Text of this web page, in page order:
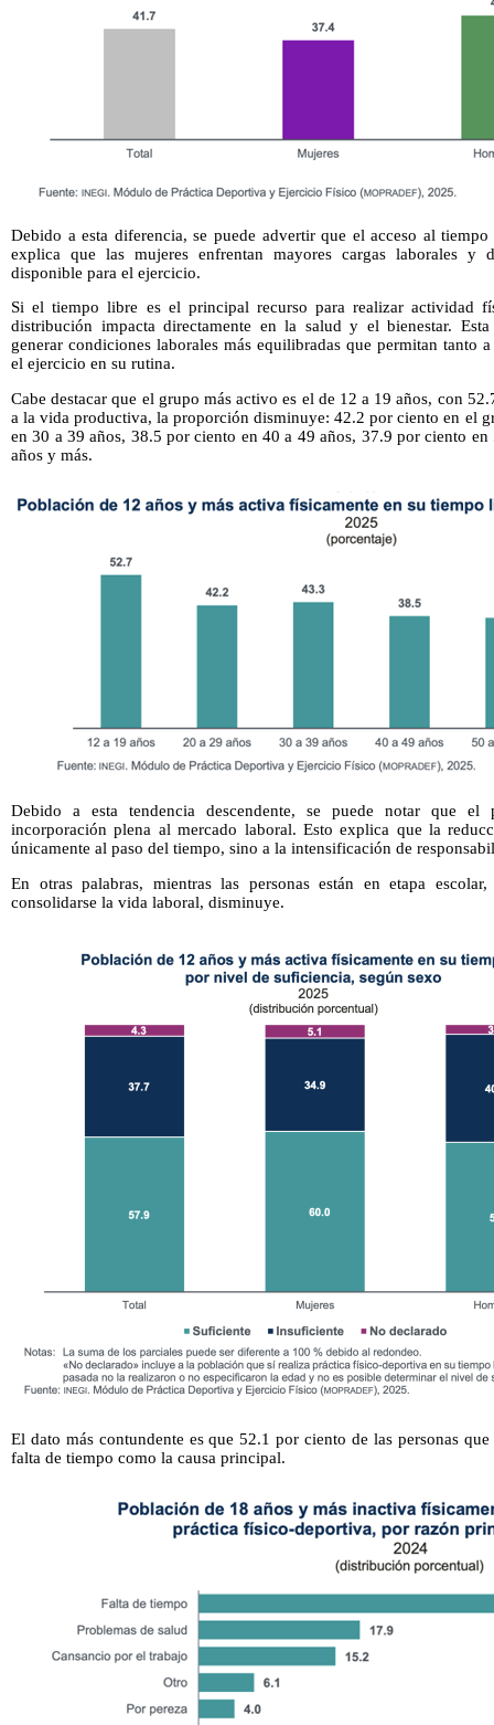
Debido a esta diferencia, se puede advertir que el acceso al
explica que las mujeres enfrentan mayores cargas laborales y
disponible para el ejercicio.
Si el tiempo libre es el principal recurso para realizar actividad
distribución impacta directamente en la salud y el bienestar.
generar condiciones laborales más equilibradas que permitan tanto
el ejercicio en su rutina.
Cabe destacar que el grupo más activo es el de 12 a 19 años, con
a la vida productiva, la proporción disminuye: 42.2 por ciento en el
en 30 a 39 años, 38.5 por ciento en 40 a 49 años, 37.9 por ciento
años y más.
Debido a esta tendencia descendente, se puede notar que
incorporación plena al mercado laboral. Esto explica que la
únicamente al paso del tiempo, sino a la intensificación de
En otras palabras, mientras las personas están en etapa
consolidarse la vida laboral, disminuye.
El dato más contundente es que 52.1 por ciento de las personas
falta de tiempo como la causa principal.